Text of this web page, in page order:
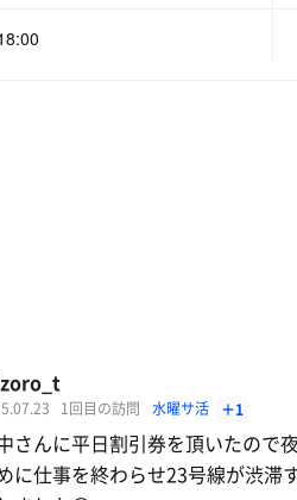
1回目の訪問 水曜サ活 ＋1
さんに平日割引券を頂いたので
に仕事を終わらせ23号線が渋滞